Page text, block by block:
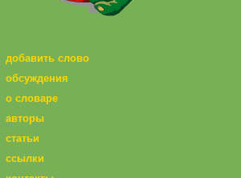
добавить слово
обсуждения
о словаре
авторы
статьи
ссылки